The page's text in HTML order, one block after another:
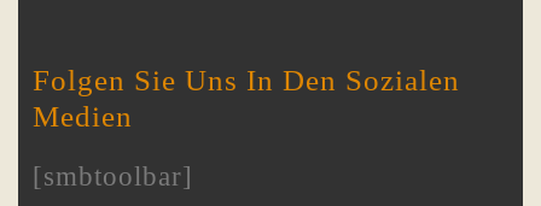
Folgen Sie Uns In Den Sozialen
Medien
[smbtoolbar]